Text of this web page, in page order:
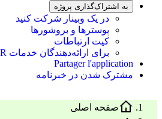
به اشتراک‌گذاری پروژه
در یک وبینار شرکت کنید
پوسترها و بروشورها
کیت ارتباطات
برای ارائه‌دهندگان خدمات AGIR
Partager l'application
مشترک شدن در خبرنامه
صفحه اصلی